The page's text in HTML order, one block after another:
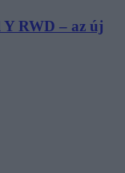
Y RWD – az új